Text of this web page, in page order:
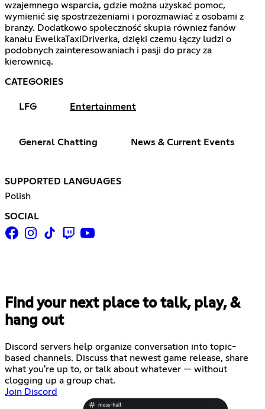
wzajemnego wsparcia, gdzie można uzyskać pomoc,
wymienić się spostrzeżeniami i porozmawiać z osobami z
branży. Dodatkowo społeczność skupia również fanów
kanału EwelkaTaxiDriverka, dzięki czemu łączy ludzi o
podobnych zainteresowaniach i pasji do pracy za
kierownicą.
CATEGORIES
LFG Entertainment
General Chatting News & Current Events
SUPPORTED LANGUAGES
Polish
SOCIAL
Find your next place to talk, play, &
hang out
Discord servers help organize conversation into topic-
based channels. Discuss that newest game release, share
what you're up to, or talk about whatever — without
clogging up a group chat.
Join Discord